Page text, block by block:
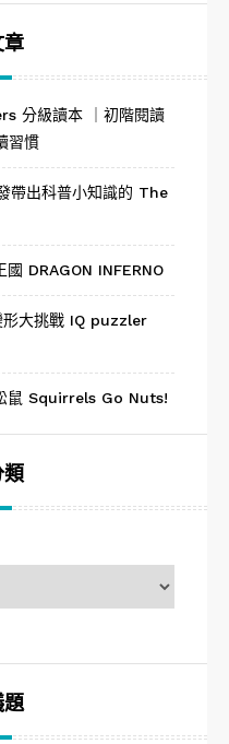
章
分級讀本 ｜初階閱讀
習慣
出科普小知識的 The
DRAGON INFERNO
形大挑戰 IQ puzzler
鼠 Squirrels Go Nuts!
類
題